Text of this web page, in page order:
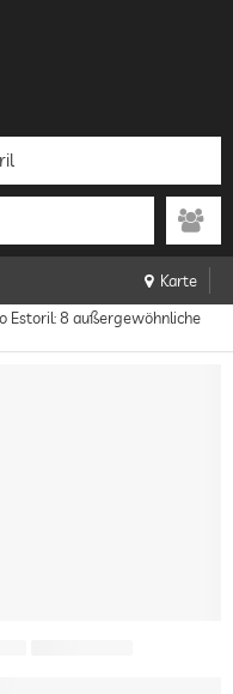
Karte
Estoril: 8 außergewöhnliche